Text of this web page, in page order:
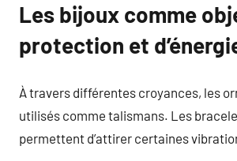
Les bijoux comme
protection et
À travers différentes croyances, les
utilisés comme talismans. Les
permettent d’attirer certaines